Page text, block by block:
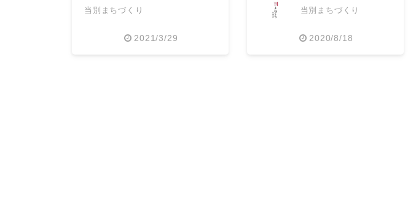
当別まちづくり
2021/3/29
当別まちづくり
2020/8/18